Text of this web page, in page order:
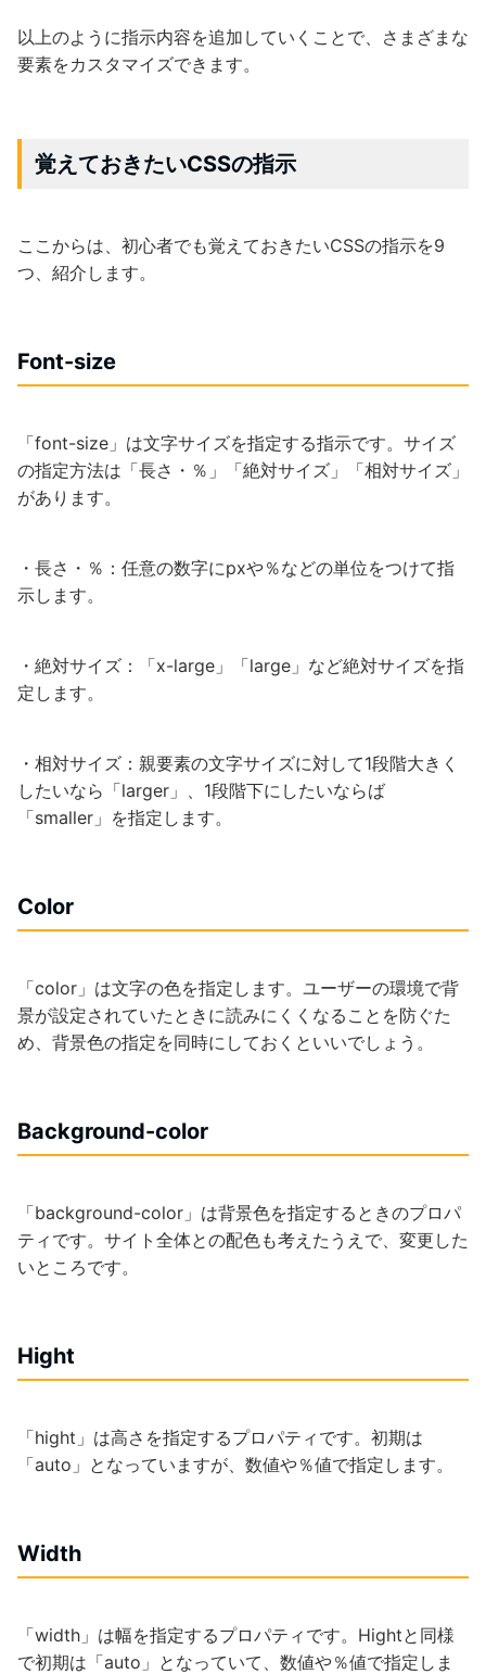
以上のように指示内容を追加していくことで、さまざまな
要素をカスタマイズできます。
覚えておきたいCSSの指示
ここからは、初心者でも覚えておきたいCSSの指示を9
つ、紹介します。
Font-size
「font-size」は文字サイズを指定する指示です。サイズ
の指定方法は「長さ・％」「絶対サイズ」「相対サイズ」
があります。
・長さ・％：任意の数字にpxや％などの単位をつけて指
示します。
・絶対サイズ：「x-large」「large」など絶対サイズを指
定します。
・相対サイズ：親要素の文字サイズに対して1段階大きく
したいなら「larger」、1段階下にしたいならば
「smaller」を指定します。
Color
「color」は文字の色を指定します。ユーザーの環境で背
景が設定されていたときに読みにくくなることを防ぐた
め、背景色の指定を同時にしておくといいでしょう。
Background-color
「background-color」は背景色を指定するときのプロパ
ティです。サイト全体との配色も考えたうえで、変更した
いところです。
Hight
「hight」は高さを指定するプロパティです。初期は
「auto」となっていますが、数値や％値で指定します。
Width
「width」は幅を指定するプロパティです。Hightと同様
で初期は「auto」となっていて、数値や％値で指定しま